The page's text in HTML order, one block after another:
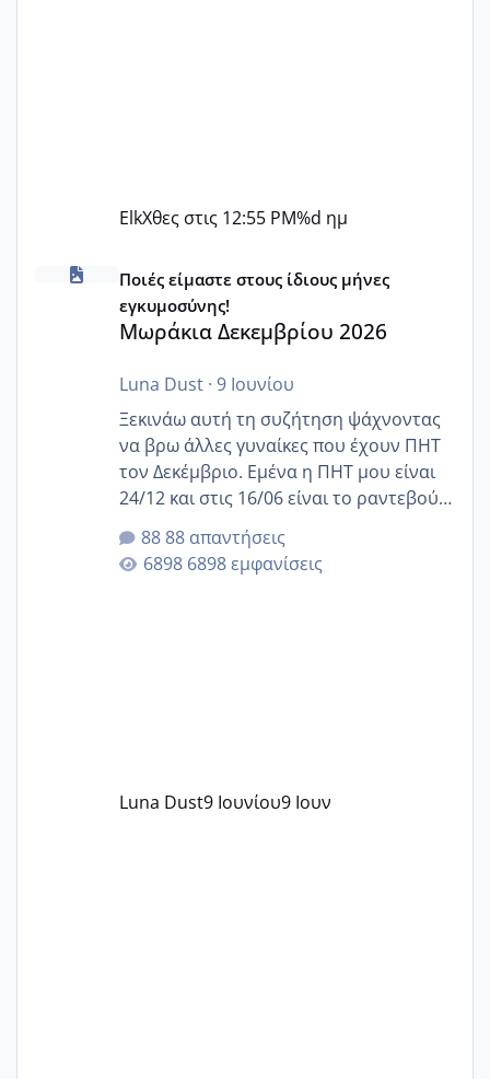
ElkΧθες στις 12:55 PM%d ημ
Μωράκια Δεκεμβρίου 2026
Ποιές είμαστε στους ίδιους μήνες
εγκυμοσύνης!
Μωράκια Δεκεμβρίου 2026
Luna Dust· 9 Ιουνίου
Ξεκινάω αυτή τη συζήτηση ψάχνοντας
να βρω άλλες γυναίκες που έχουν ΠΗΤ
τον Δεκέμβριο. Εμένα η ΠΗΤ μου είναι
24/12 και στις 16/06 είναι το ραντεβού
της αυχενικής διαφάνειας. Έχω αρκετό
άγχος και οι μέρες δεν φαίνεται να
περνάνε με τίποτα.
88 απαντήσεις
6898 εμφανίσεις
Luna Dust9 Ιουνίου9 Ιουν